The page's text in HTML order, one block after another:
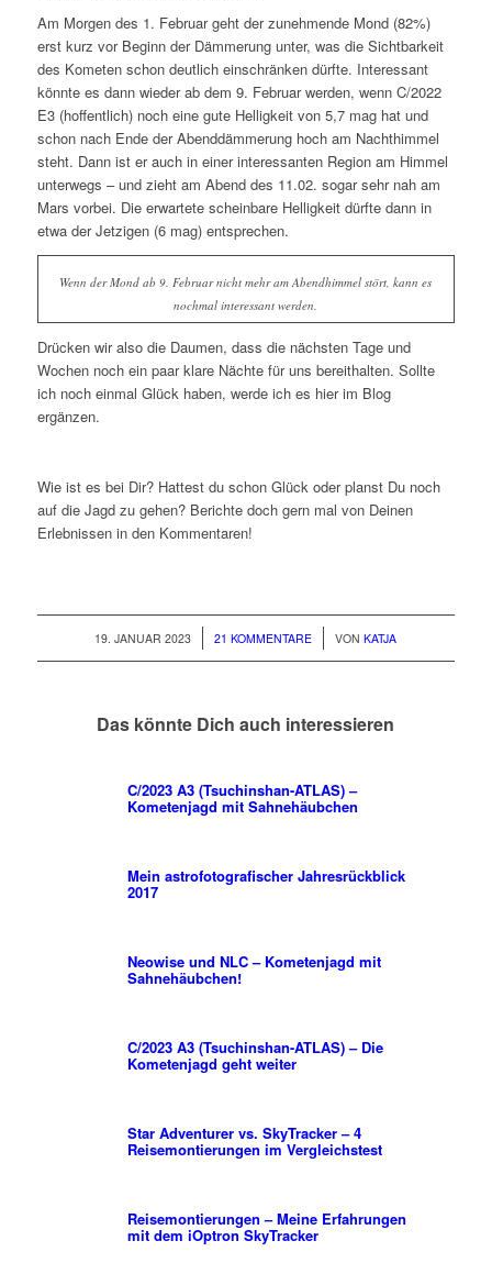
Am Morgen des 1. Februar geht der zunehmende Mond (82%)
erst kurz vor Beginn der Dämmerung unter, was die Sichtbarkeit
des Kometen schon deutlich einschränken dürfte. Interessant
könnte es dann wieder ab dem 9. Februar werden, wenn C/2022
E3 (hoffentlich) noch eine gute Helligkeit von 5,7 mag hat und
schon nach Ende der Abenddämmerung hoch am Nachthimmel
steht. Dann ist er auch in einer interessanten Region am Himmel
unterwegs – und zieht am Abend des 11.02. sogar sehr nah am
Mars vorbei. Die erwartete scheinbare Helligkeit dürfte dann in
etwa der Jetzigen (6 mag) entsprechen.
Wenn der Mond ab 9. Februar nicht mehr am Abendhimmel stört, kann es
nochmal interessant werden.
Drücken wir also die Daumen, dass die nächsten Tage und
Wochen noch ein paar klare Nächte für uns bereithalten. Sollte
ich noch einmal Glück haben, werde ich es hier im Blog
ergänzen.
Wie ist es bei Dir? Hattest du schon Glück oder planst Du noch
auf die Jagd zu gehen? Berichte doch gern mal von Deinen
Erlebnissen in den Kommentaren!
19. JANUAR 2023
/ 21 KOMMENTARE
/ VONKATJA
Das könnte Dich auch interessieren
C/2023 A3 (Tsuchinshan-ATLAS) –
Kometenjagd mit Sahnehäubchen
Mein astrofotografischer Jahresrückblick
2017
Neowise und NLC – Kometenjagd mit
Sahnehäubchen!
C/2023 A3 (Tsuchinshan-ATLAS) – Die
Kometenjagd geht weiter
Star Adventurer vs. SkyTracker – 4
Reisemontierungen im Vergleichstest
Reisemontierungen – Meine Erfahrungen
mit dem iOptron SkyTracker